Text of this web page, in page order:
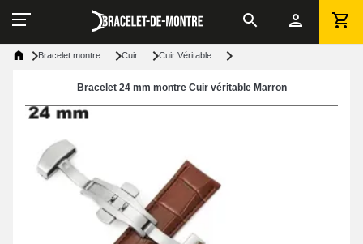
Bracelet montre Cuir Cuir Véritable
Bracelet 24 mm montre Cuir véritable Marron